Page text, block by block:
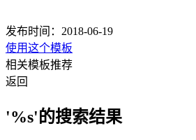
发布时间：2018-06-19
使用这个模板
相关模板推荐
返回
'%s'的搜索结果